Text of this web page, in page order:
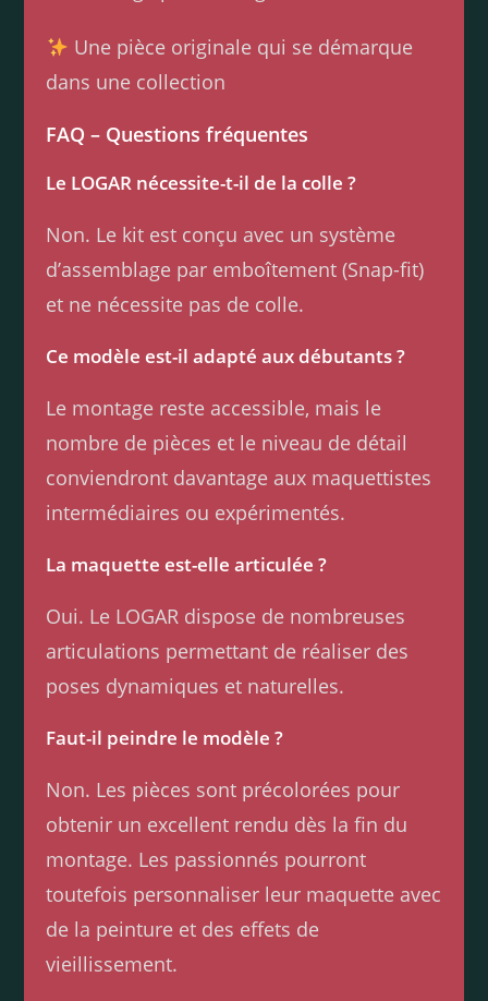
Une pièce originale qui se démarque
dans une collection
FAQ – Questions fréquentes
Le LOGAR nécessite-t-il de la colle ?
Non. Le kit est conçu avec un système
d’assemblage par emboîtement (Snap-fit)
et ne nécessite pas de colle.
Ce modèle est-il adapté aux débutants ?
Le montage reste accessible, mais le
nombre de pièces et le niveau de détail
conviendront davantage aux maquettistes
intermédiaires ou expérimentés.
La maquette est-elle articulée ?
Oui. Le LOGAR dispose de nombreuses
articulations permettant de réaliser des
poses dynamiques et naturelles.
Faut-il peindre le modèle ?
Non. Les pièces sont précolorées pour
obtenir un excellent rendu dès la fin du
montage. Les passionnés pourront
toutefois personnaliser leur maquette avec
de la peinture et des effets de
vieillissement.